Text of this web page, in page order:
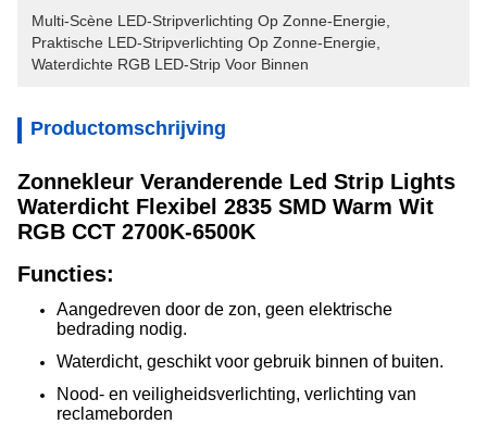
Multi-Scène LED-Stripverlichting Op Zonne-Energie
Praktische LED-Stripverlichting Op Zonne-Energie
Waterdichte RGB LED-Strip Voor Binnen
Productomschrijving
Zonnekleur Veranderende Led Strip Lights
Waterdicht Flexibel 2835 SMD Warm Wit
RGB CCT 2700K-6500K
Functies:
Aangedreven door de zon, geen elektrische
bedrading nodig.
Waterdicht, geschikt voor gebruik binnen of buiten.
Nood- en veiligheidsverlichting, verlichting van
reclameborden